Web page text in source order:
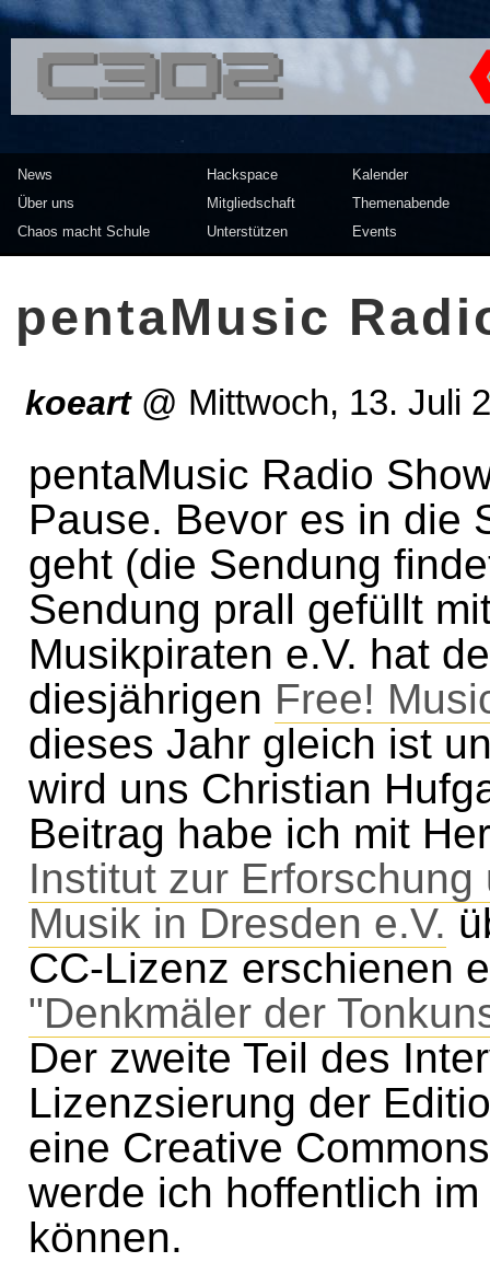
<<</>> Chaos Computer
News
Über uns
Chaos macht Schule
Hackspace
Mitgliedschaft
Unterstützen
Kalender
Themenabende
Events
pentaMusic
koeart@ Mittwoch, 13. Juli
pentaMusic Radio
Pause. Bevor es in die
geht (die Sendung
Sendung prall gefüllt
Musikpiraten e.V. hat
diesjährigen Free!
dieses Jahr gleich ist
wird uns Christian
Beitrag habe ich mit
Institut zur
Musik in Dresden e.V.
CC-Lizenz erschienen
"Denkmäler der
Der zweite Teil des
Lizenzsierung der
eine Creative
werde ich hoffentlich
können.